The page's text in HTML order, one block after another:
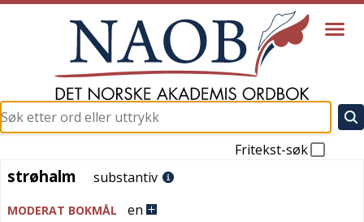
Fritekst-søk
strøhalm
strøhalm substantiv
MODERAT BOKMÅL en